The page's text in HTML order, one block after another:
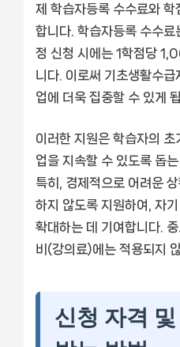
제 학습자등록 수수료와 학
합니다. 학습자등록 수수
정 신청 시에는 1학점당
니다. 이로써 기초생활수
업에 더욱 집중할 수 있게
이러한 지원은 학습자의
업을 지속할 수 있도록 돕
특히, 경제적으로 어려운
하지 않도록 지원하여, 자
확대하는 데 기여합니다.
비(강의료)에는 적용되지
신청 자격